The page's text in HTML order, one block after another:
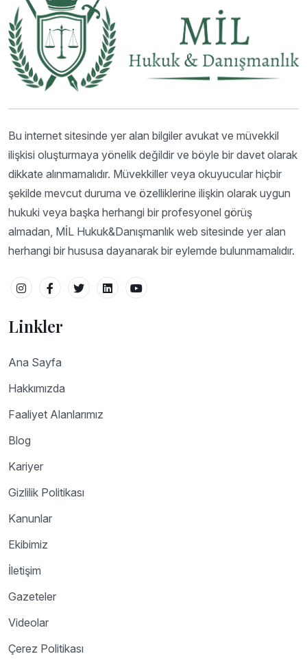
Bu internet sitesinde yer alan bilgiler avukat ve müvekkil
ilişkisi oluşturmaya yönelik değildir ve böyle bir davet olarak
dikkate alınmamalıdır. Müvekkiller veya okuyucular hiçbir
şekilde mevcut duruma ve özelliklerine ilişkin olarak uygun
hukuki veya başka herhangi bir profesyonel görüş
almadan, MİL Hukuk&Danışmanlık web sitesinde yer alan
herhangi bir hususa dayanarak bir eylemde bulunmamalıdır.
Linkler
Ana Sayfa
Hakkımızda
Faaliyet Alanlarımız
Blog
Kariyer
Gizlilik Politikası
Kanunlar
Ekibimiz
İletişim
Gazeteler
Videolar
Çerez Politikası